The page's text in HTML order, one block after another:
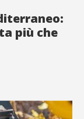
più che